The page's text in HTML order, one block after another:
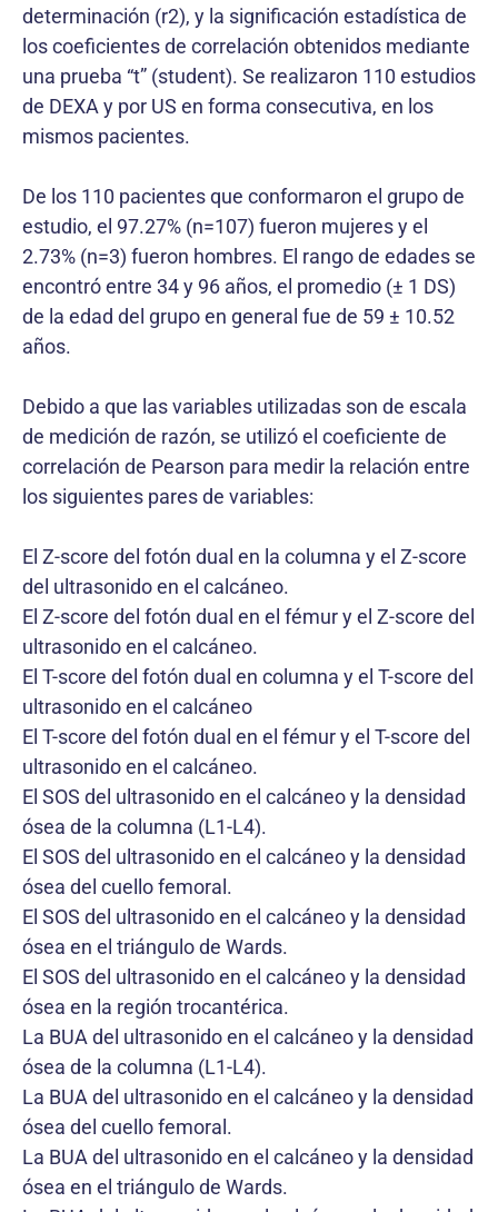
determinación (r2), y la significación estadística de
los coeficientes de correlación obtenidos mediante
una prueba “t” (student). Se realizaron 110 estudios
de DEXA y por US en forma consecutiva, en los
mismos pacientes.
De los 110 pacientes que conformaron el grupo de
estudio, el 97.27% (n=107) fueron mujeres y el
2.73% (n=3) fueron hombres. El rango de edades se
encontró entre 34 y 96 años, el promedio (± 1 DS)
de la edad del grupo en general fue de 59 ± 10.52
años.
Debido a que las variables utilizadas son de escala
de medición de razón, se utilizó el coeficiente de
correlación de Pearson para medir la relación entre
los siguientes pares de variables:
El Z-score del fotón dual en la columna y el Z-score
del ultrasonido en el calcáneo.
El Z-score del fotón dual en el fémur y el Z-score del
ultrasonido en el calcáneo.
El T-score del fotón dual en columna y el T-score del
ultrasonido en el calcáneo
El T-score del fotón dual en el fémur y el T-score del
ultrasonido en el calcáneo.
El SOS del ultrasonido en el calcáneo y la densidad
ósea de la columna (L1-L4).
El SOS del ultrasonido en el calcáneo y la densidad
ósea del cuello femoral.
El SOS del ultrasonido en el calcáneo y la densidad
ósea en el triángulo de Wards.
El SOS del ultrasonido en el calcáneo y la densidad
ósea en la región trocantérica.
La BUA del ultrasonido en el calcáneo y la densidad
ósea de la columna (L1-L4).
La BUA del ultrasonido en el calcáneo y la densidad
ósea del cuello femoral.
La BUA del ultrasonido en el calcáneo y la densidad
ósea en el triángulo de Wards.